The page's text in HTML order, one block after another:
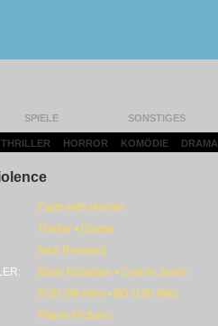
SPIELE SONSTIGES
THRILLER HORROR KOMÖDIE DRAMA
Calm with Horses
Thriller • Drama
Nick Rowland
Barry Keoghan • Cosmo Jarvis
DVD (96 Min) • BD (100 Min)
Plaion Pictures